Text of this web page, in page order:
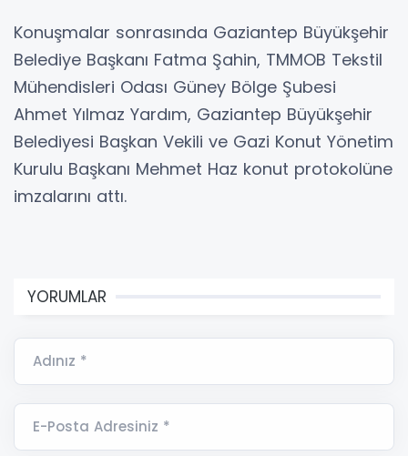
Konuşmalar sonrasında Gaziantep Büyükşehir
Belediye Başkanı Fatma Şahin, TMMOB Tekstil
Mühendisleri Odası Güney Bölge Şubesi
Ahmet Yılmaz Yardım, Gaziantep Büyükşehir
Belediyesi Başkan Vekili ve Gazi Konut Yönetim
Kurulu Başkanı Mehmet Haz konut protokolüne
imzalarını attı.
YORUMLAR
Adınız *
E-Posta Adresiniz *